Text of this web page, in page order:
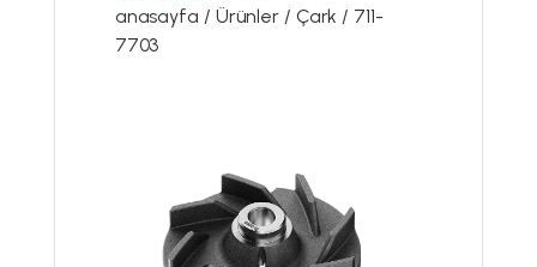
anasayfa / Ürünler / Çark / 711-
7703